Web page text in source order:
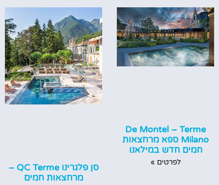
De Montel – Terme
Milano ספא מרחצאות
חמים חדש במילאנו
לפרטים »
סן פלגרינו QC Terme –
מרחצאות חמים